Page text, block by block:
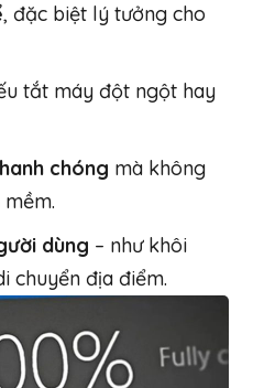
, đặc biệt lý tưởng cho
tắt máy đột ngột hay
chóng mà không
dùng – như khôi
chuyển địa điểm.